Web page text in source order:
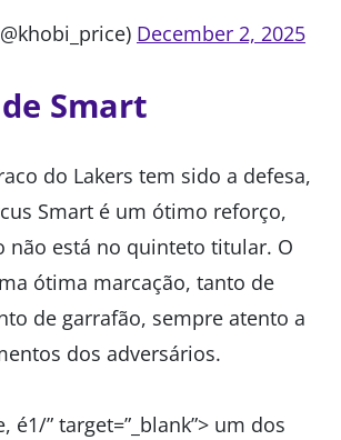
December 2, 2025
Smart
do Lakers tem sido a defesa,
Smart é um ótimo reforço,
não está no quinteto titular. O
ótima marcação, tanto de
de garrafão, sempre atento a
dos adversários.
é1/” target=”_blank”> um dos